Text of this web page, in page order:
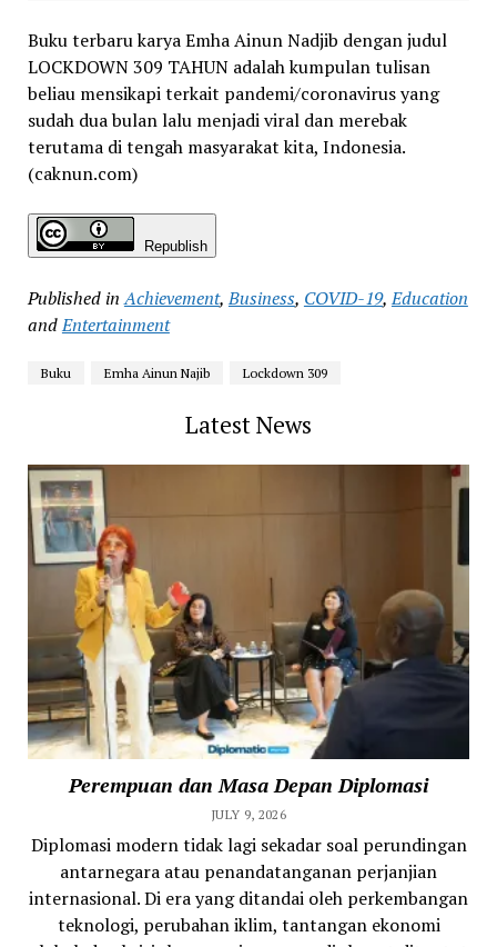
Buku terbaru karya Emha Ainun Nadjib dengan judul
LOCKDOWN 309 TAHUN adalah kumpulan tulisan
beliau mensikapi terkait pandemi/coronavirus yang
sudah dua bulan lalu menjadi viral dan merebak
terutama di tengah masyarakat kita, Indonesia.
(caknun.com)
Republish
Published in Achievement,Business, COVID-19,Education
andEntertainment
Buku Emha Ainun Najib Lockdown 309
Latest News
Perempuan dan Masa Depan Diplomasi
JULY 9, 2026
Diplomasi modern tidak lagi sekadar soal perundingan
antarnegara atau penandatanganan perjanjian
internasional. Di era yang ditandai oleh perkembangan
teknologi, perubahan iklim, tantangan ekonomi